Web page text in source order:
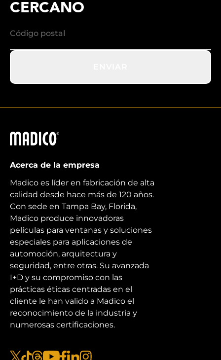
CERCANO
Madico
Acerca de la empresa
Madico es líder en fabricación de alta
calidad desde hace más de 120 años.
Con sede en Tampa Bay, Florida,
Madico produce innovadoras
películas para ventanas y soluciones
especiales para aplicaciones de
automoción, arquitectura y
seguridad, entre otras. Su avanzada
I+D y su compromiso con las
prácticas éticas centradas en el
cliente le han valido a Madico el
reconocimiento de la industria y
numerosas certificaciones.